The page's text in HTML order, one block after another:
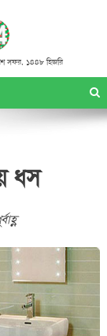
সফর, ১৪৪৮ হিজরি
ধস